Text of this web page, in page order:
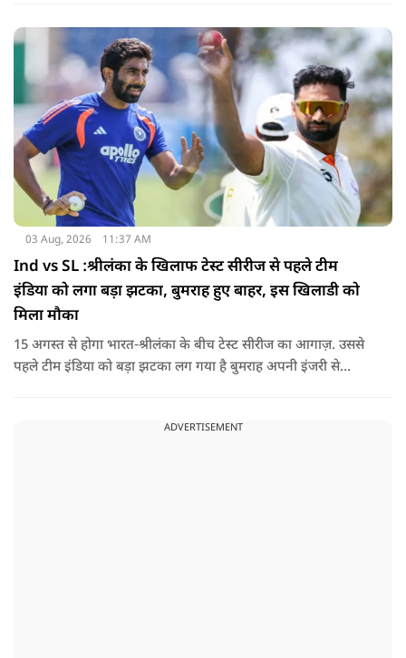
03 Aug, 2026 11:37 AM
Ind vs SL :श्रीलंका के खिलाफ टेस्ट सीरीज से पहले टीम
इंडिया को लगा बड़ा झटका, बुमराह हुए बाहर, इस खिलाडी को
मिला मौका
15 अगस्त से होगा भारत-श्रीलंका के बीच टेस्ट सीरीज का आगाज़. उससे
पहले टीम इंडिया को बड़ा झटका लग गया है बुमराह अपनी इंजरी से
ADVERTISEMENT